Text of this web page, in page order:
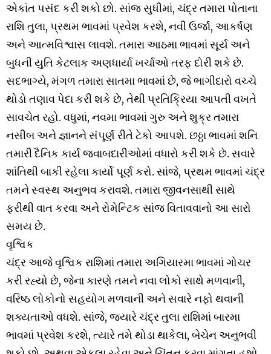
એકાંત પસંદ કરી શકો છો. સાંજ સુધીમાં, ચંદ્ર તમારા પોતાના
રાશિ તુલા, પ્રથમ ભાવમાં પ્રવેશ કરશે, નવી ઉર્જા, આકર્ષણ
અને આત્મવિશ્વાસ લાવશે. તમારા આઠમા ભાવમાં સૂર્ય અને
બુધની યુતિ કેટલાક અણધાર્યા ખર્ચાઓ તરફ દોરી શકે છે.
સદભાગ્યે, મંગળ તમારા સાતમા ભાવમાં છે, જે ભાગીદારો વચ્ચે
થોડો તણાવ પેદા કરી શકે છે, તેથી પ્રતિક્રિયા આપતી વખતે
સાવચેત રહો. વધુમાં, નવમા ભાવમાં ગુરુ અને શુક્ર તમારા
નસીબ અને જ્ઞાનને સંપૂર્ણ રીતે ટેકો આપશે. છઠ્ઠા ભાવમાં શનિ
તમારી દૈનિક કાર્ય જવાબદારીઓમાં વધારો કરી શકે છે. સવારે
શાંતિથી બાકી રહેલા કાર્યો પૂર્ણ કરો. સાંજે, પ્રથમ ભાવમાં ચંદ્ર
તમને સ્વસ્થ અનુભવ કરાવશે. તમારા જીવનસાથી સાથે
ફરીથી વાત કરવા અને રોમેન્ટિક સાંજ વિતાવવાનો આ સારો
સમય છે.
વૃશ્વિક
ચંદ્ર આજે વૃશ્વિક રાશિમાં તમારા અગિયારમા ભાવમાં ગોચર
કરી રહ્યો છે, જેના કારણે તમને નવા લોકો સાથે મળવાની,
વરિષ્ઠ લોકોનો સહયોગ મળવાની અને સવારે નફો થવાની
શક્યતાઓ વધશે. સાંજે, જ્યારે ચંદ્ર તુલા રાશિમાં બારમા
ભાવમાં પ્રવેશ કરશે, ત્યારે તમે થોડા થાકેલા, બેચેન અનુભવી